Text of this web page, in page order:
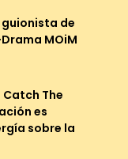
guionista de
MOiM
Catch The
es
sobre la